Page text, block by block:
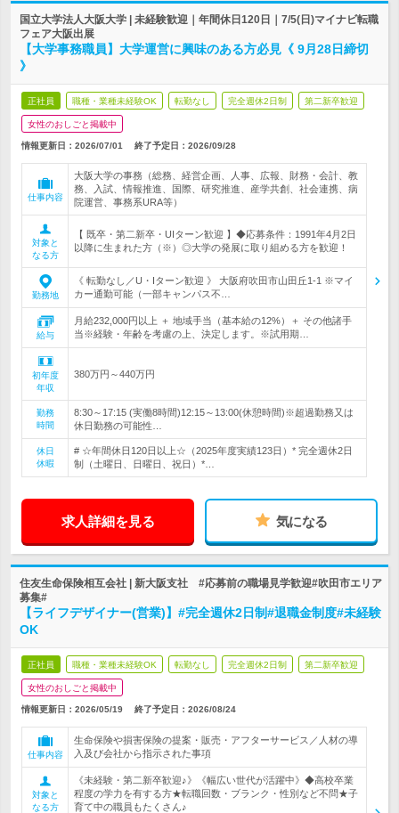
国立大学法人大阪大学 | 未経験歓迎｜年間休日120日｜7/5(日)マイナビ転職
フェア大阪出展
【大学事務職員】大学運営に興味のある方必見《 9月28日締切
》
正社員 職種・業種未経験OK 転勤なし 完全週休2日制 第二新卒歓迎
女性のおしごと掲載中
情報更新日：2026/07/01 終了予定日： 2026/09/28
仕事内容
大阪大学の事務（総務、経営企画、人事、広報、財務・会計、教
務、入試、情報推進、国際、研究推進、産学共創、社会連携、病
院運営、事務系URA等）
対象と
なる方
【 既卒・第二新卒・UIターン歓迎 】◆応募条件：1991年4月2日
以降に生まれた方（※）◎大学の発展に取り組める方を歓迎！
勤務地
《 転勤なし／U・Iターン歓迎 》 大阪府吹田市山田丘1-1 ※マイ
カー通勤可能（一部キャンパス不…
給与
月給232,000円以上 ＋ 地域手当（基本給の12%）＋ その他諸手
当※経験・年齢を考慮の上、決定します。※試用期…
初年度
年収
380万円～440万円
勤務
時間
8:30～17:15 (実働8時間)12:15～13:00(休憩時間)※超過勤務又は
休日勤務の可能性…
休日
休暇
# ☆年間休日120日以上☆（2025年度実績123日）* 完全週休2日
制（土曜日、日曜日、祝日）*…
求人詳細を見る 気になる
住友生命保険相互会社 | 新大阪支社 #応募前の職場見学歓迎#吹田市エリア
募集#
【ライフデザイナー(営業)】#完全週休2日制#退職金制度#未経験
OK
正社員 職種・業種未経験OK 転勤なし 完全週休2日制 第二新卒歓迎
女性のおしごと掲載中
情報更新日：2026/05/19 終了予定日： 2026/08/24
仕事内容
生命保険や損害保険の提案・販売・アフターサービス／人材の導
入及び会社から指示された事項
対象と
なる方
《未経験・第二新卒歓迎♪》《幅広い世代が活躍中》◆高校卒業
程度の学力を有する方★転職回数・ブランク・性別など不問★子
育て中の職員もたくさん♪